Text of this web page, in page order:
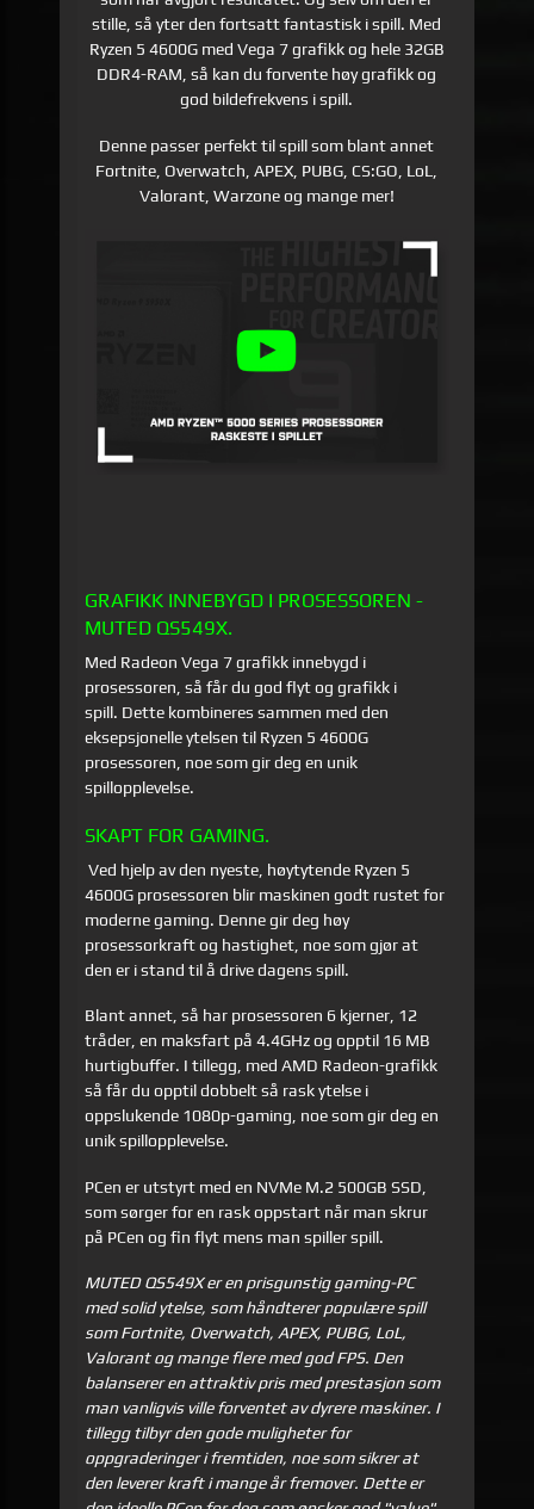
stille, så yter den fortsatt fantastisk i spill. Med
Ryzen 5 4600G med Vega 7 grafikk og hele 32GB
DDR4-RAM, så kan du forvente høy grafikk og
god bildefrekvens i spill.
Denne passer perfekt til spill som blant annet
Fortnite, Overwatch, APEX, PUBG, CS:GO, LoL,
Valorant, Warzone og mange mer!
GRAFIKK INNEBYGD I PROSESSOREN -
MUTED QS549X.
Med Radeon Vega 7 grafikk innebygd i
prosessoren, så får du god flyt og grafikk i
spill. Dette kombineres sammen med den
eksepsjonelle ytelsen til Ryzen 5 4600G
prosessoren, noe som gir deg en unik
spillopplevelse.
SKAPT FOR GAMING.
Ved hjelp av den nyeste, høytytende Ryzen 5
4600G prosessoren blir maskinen godt rustet for
moderne gaming. Denne gir deg høy
prosessorkraft og hastighet, noe som gjør at
den er i stand til å drive dagens spill.
Blant annet, så har prosessoren 6 kjerner, 12
tråder, en maksfart på 4.4GHz og opptil 16 MB
hurtigbuffer. I tillegg, med AMD Radeon-grafikk
så får du opptil dobbelt så rask ytelse i
oppslukende 1080p-gaming, noe som gir deg en
unik spillopplevelse.
PCen er utstyrt med en NVMe M.2 500GB SSD,
som sørger for en rask oppstart når man skrur
på PCen og fin flyt mens man spiller spill.
MUTED QS549X er en prisgunstig gaming-PC
med solid ytelse, som håndterer populære spill
som Fortnite, Overwatch, APEX, PUBG, LoL,
Valorant og mange flere med god FPS. Den
balanserer en attraktiv pris med prestasjon som
man vanligvis ville forventet av dyrere maskiner. I
tillegg tilbyr den gode muligheter for
oppgraderinger i fremtiden, noe som sikrer at
den leverer kraft i mange år fremover. Dette er